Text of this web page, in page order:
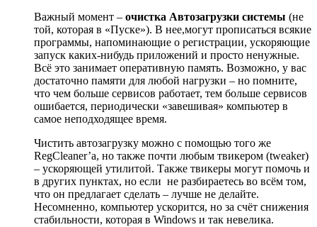
Важный момент – очистка Автозагрузки системы (не
той, которая в «Пуске»). В нее,могут прописаться всякие
программы, напоминающие о регистрации, ускоряющие
запуск каких-нибудь приложений и просто ненужные.
Всё это занимает оперативную память. Возможно, у вас
достаточно памяти для любой нагрузки – но помните,
что чем больше сервисов работает, тем больше сервисов
ошибается, периодически «завешивая» компьютер в
самое неподходящее время.
Чистить автозагрузку можно с помощью того же
RegСleaner’a, но также почти любым твикером (tweaker)
– ускоряющей утилитой. Также твикеры могут помочь и
в других пунктах, но если не разбираетесь во всём том,
что он предлагает сделать – лучше не делайте.
Несомненно, компьютер ускорится, но за счёт снижения
стабильности, которая в Windows и так невелика.